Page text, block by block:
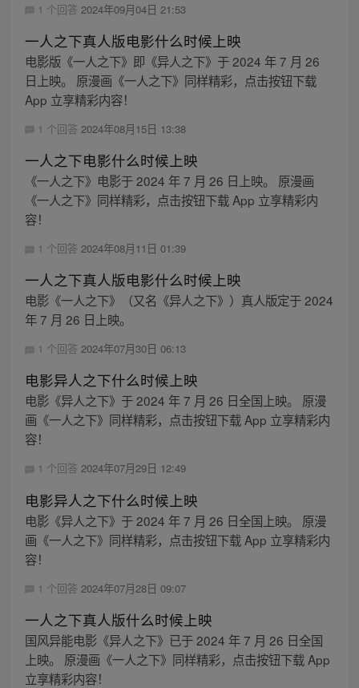
1 个回答 2024年09月04日 21:53
一人之下真人版电影什么时候上映
电影版《一人之下》即《异人之下》于 2024 年 7 月 26
日上映。 原漫画《一人之下》同样精彩，点击按钮下载
App 立享精彩内容！
1 个回答 2024年08月15日 13:38
一人之下电影什么时候上映
《一人之下》电影于 2024 年 7 月 26 日上映。 原漫画
《一人之下》同样精彩，点击按钮下载 App 立享精彩内
容！
1 个回答 2024年08月11日 01:39
一人之下真人版电影什么时候上映
电影《一人之下》（又名《异人之下》）真人版定于 2024
年 7 月 26 日上映。
1 个回答 2024年07月30日 06:13
电影异人之下什么时候上映
电影《异人之下》于 2024 年 7 月 26 日全国上映。 原漫
画《一人之下》同样精彩，点击按钮下载 App 立享精彩内
容！
1 个回答 2024年07月29日 12:49
电影异人之下什么时候上映
电影《异人之下》于 2024 年 7 月 26 日全国上映。 原漫
画《一人之下》同样精彩，点击按钮下载 App 立享精彩内
容！
1 个回答 2024年07月28日 09:07
一人之下真人版什么时候上映
国风异能电影《异人之下》已于 2024 年 7 月 26 日全国
上映。 原漫画《一人之下》同样精彩，点击按钮下载 App
立享精彩内容！